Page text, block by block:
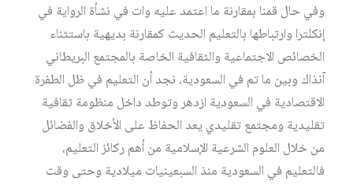
وفي حال قمنا بمقارنة ما اعتمد عليه وات في نشأة الرواية في
إنكلترا وارتباطها بالتعليم الحديث كمقارنة بديهية باستثناء
الخصائص الاجتماعية والثقافية الخاصة بالمجتمع البريطاني
آنذاك وبين ما تم في السعودية، نجد أن التعليم في ظل الطفرة
الاقتصادية في السعودية ازدهر وتوطد داخل منظومة ثقافية
تقليدية ومجتمع تقليدي يعد الحفاظ على الأخلاق والفضائل
من خلال العلوم الشرعية الإسلامية من أهم ركائز التعليم،
فالتعليم في السعودية منذ السبعينيات ميلادية وحتى وقت